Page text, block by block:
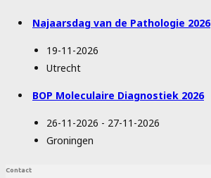
Najaarsdag van de Pathologie 2026
19-11-2026
Utrecht
BOP Moleculaire Diagnostiek 2026
26-11-2026 - 27-11-2026
Groningen
Contact